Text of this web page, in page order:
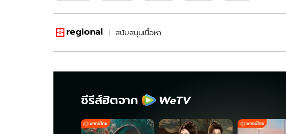
สนับสนุนเนื้อหา
ซีรีส์ฮิตจาก